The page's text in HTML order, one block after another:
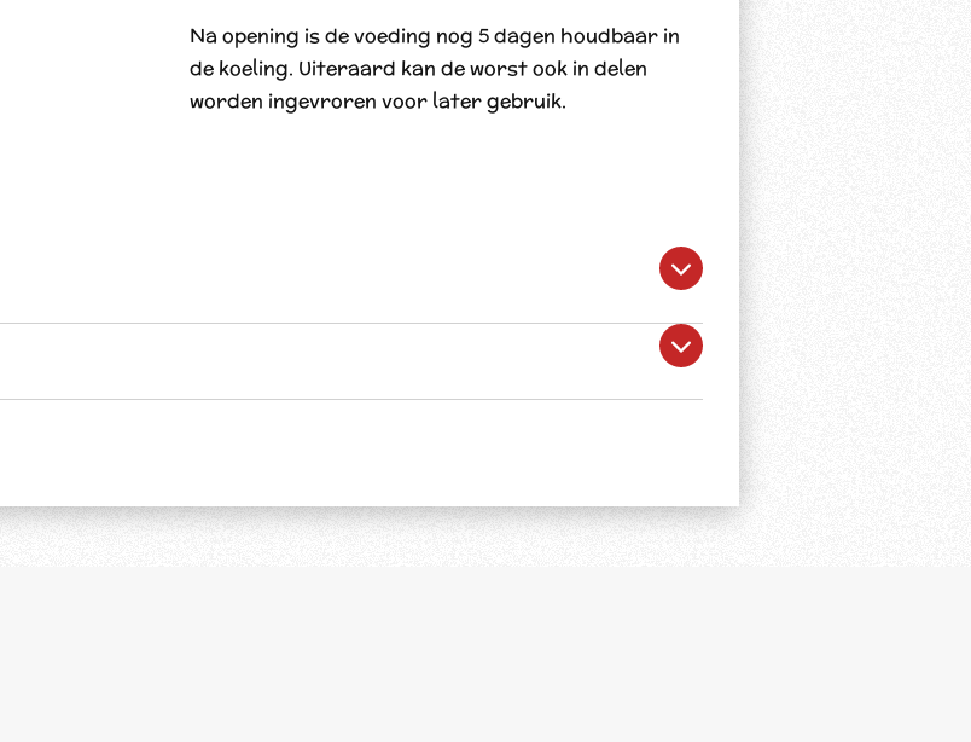
Na opening is de voeding nog 5 dagen houdbaar in
de koeling. Uiteraard kan de worst ook in delen
worden ingevroren voor later gebruik.